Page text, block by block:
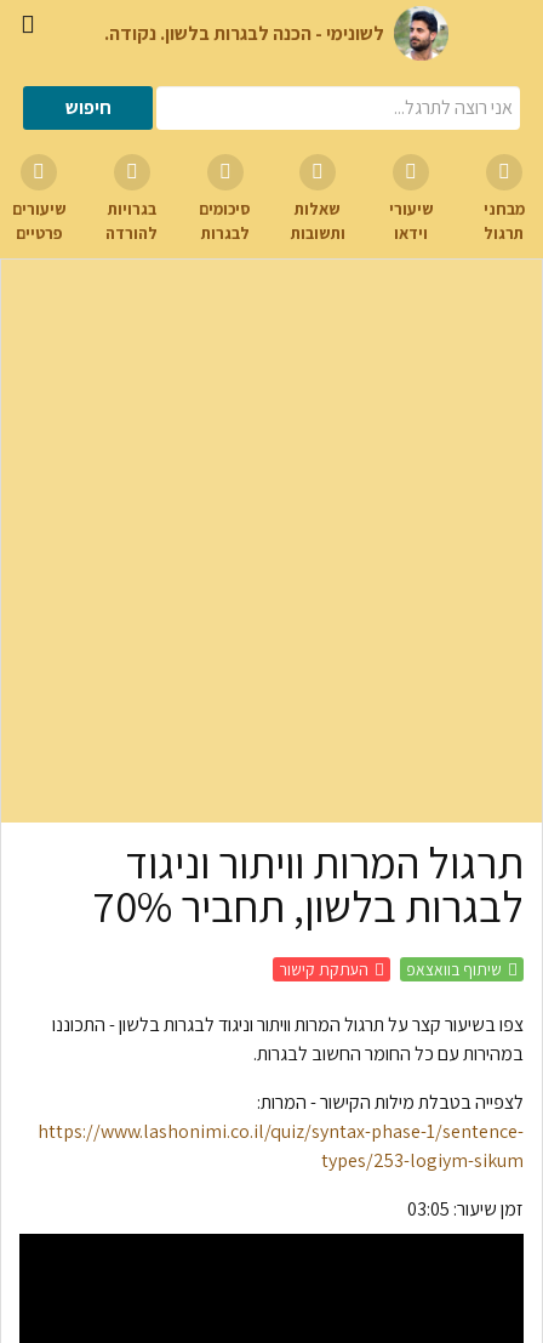
לשונימי - הכנה לבגרות בלשון. נקודה.
מבחני
תרגול
שיעורי
וידאו
שאלות
ותשובות
סיכומים
לבגרות
בגרויות
להורדה
שיעורים
פרטיים
תרגול המרות וויתור וניגוד
לבגרות בלשון, תחביר 70%
שיתוף בוואצאפ העתקת קישור
צפו בשיעור קצר על תרגול המרות וויתור וניגוד לבגרות בלשון - התכוננו
במהירות עם כל החומר החשוב לבגרות.
לצפייה בטבלת מילות הקישור - המרות:
https://www.lashonimi.co.il/quiz/syntax-phase-1/sentence-
types/253-logiym-sikum
זמן שיעור: 03:05